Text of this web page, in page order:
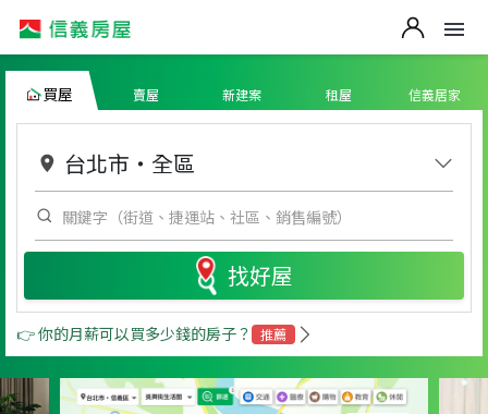
買屋 賣屋 新建案 租屋 信義居家
台北市 ・ 全區
找好屋
👉 你的月薪可以買多少錢的房子？ 推薦